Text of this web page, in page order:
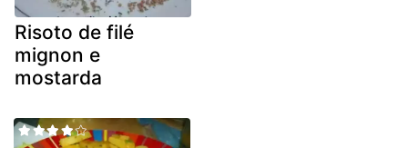
Risoto de filé
mignon e
mostarda